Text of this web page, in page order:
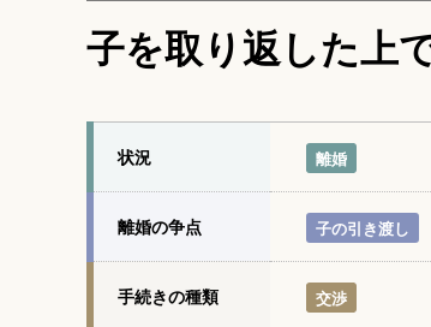
子を取り返した上
状況 離婚
離婚の争点 子の引き渡し
手続きの種類 交渉